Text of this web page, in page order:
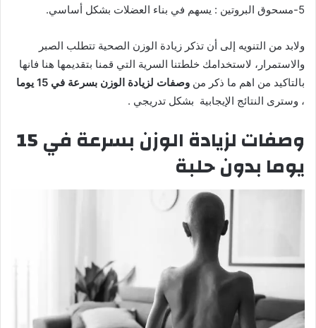
5-مسحوق البروتين : يسهم في بناء العضلات بشكل أساسي.
ولابد من التنويه إلى أن تذكر زيادة الوزن الصحية تتطلب الصبر
والاستمرار، لاستخدامك خلطتنا السرية التي قمنا بتقديمها هنا فانها
بالتاكيد من اهم ما ذكر من وصفات لزيادة الوزن بسرعة في 15 يوما
، وسترى النتائج الإيجابية بشكل تدريجي .
وصفات لزيادة الوزن بسرعة في 15
يوما بدون حلبة